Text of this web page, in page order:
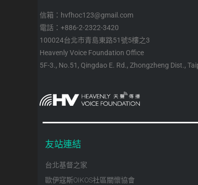
信箱：hvfhoc123@gmail.com
電話：+886-2-2322-3420
100024台北市青島東路51號5樓之3
Heavenly Voice Foundation Office
5F-3., No.51, Qingdao E. Rd., Zhongzheng Dist.,
友站連結
台北基督之家
歐伊寇斯OIKOS社區關懷協會